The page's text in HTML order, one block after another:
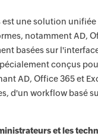
est une solution
notamment AD,
basées sur
conçus
AD, Office 365 et
d'un workflow basé
et les